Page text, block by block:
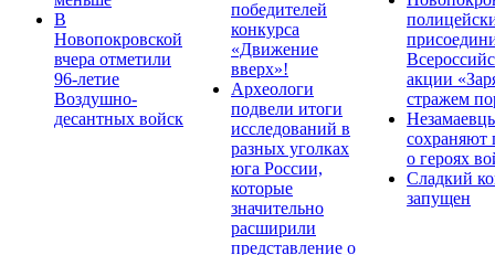
В
Новопокровской
вчера отметили
96-летие
Воздушно-
десантных войск
победителей
конкурса
«Движение
вверх»!
Археологи
подвели итоги
исследований в
разных уголках
юга России,
которые
значительно
расширили
представление о
акции
стражем
сохраняют
о героях
Сладкий
запущен